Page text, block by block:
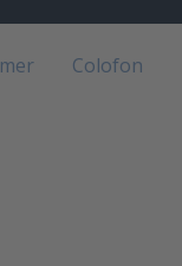
Colofon